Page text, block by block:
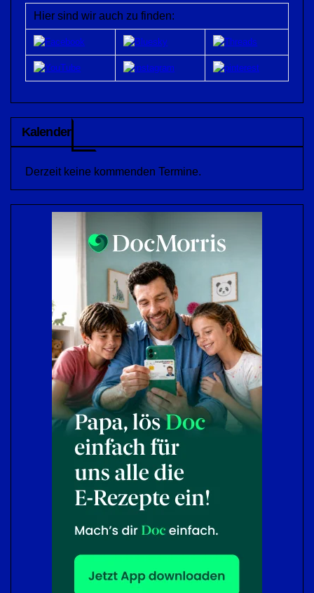
Hier sind wir auch zu finden:
Kalender
Derzeit keine kommenden Termine.